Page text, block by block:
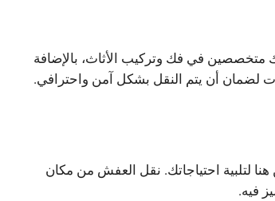
في فك وتركيب الأثاث، بالإضافة
لضمان أن يتم النقل بشكل آمن واحترافي.
لتلبية احتياجاتك. نقل العفش من مكان
فيه.